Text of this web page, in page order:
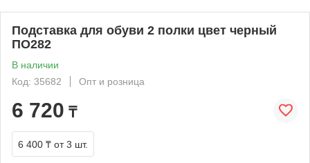
Подставка для обуви 2 полки цвет черный
ПО282
В наличии
Код: 35682
Опт и розница
6 720 ₸
6 400 ₸ от 3 шт.